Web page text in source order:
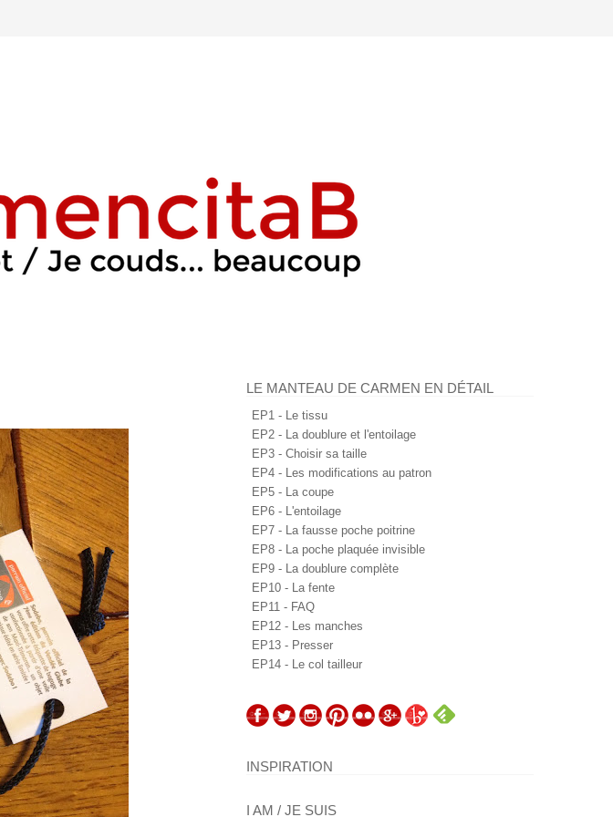
LE MANTEAU DE CARMEN EN DÉTAIL
EP1 - Le tissu
EP2 - La doublure et l'entoilage
EP3 - Choisir sa taille
EP4 - Les modifications au patron
EP5 - La coupe
EP6 - L'entoilage
EP7 - La fausse poche poitrine
EP8 - La poche plaquée invisible
EP9 - La doublure complète
EP10 - La fente
EP11 - FAQ
EP12 - Les manches
EP13 - Presser
EP14 - Le col tailleur
INSPIRATION
I AM / JE SUIS